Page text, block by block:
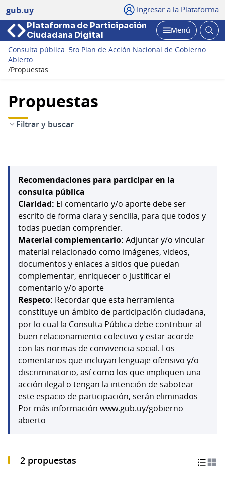
gub.uy Ingresar a la Plataforma
Plataforma de Participación
Ciudadana Digital
Abrir
Menú
Consulta pública: 5to Plan de Acción Nacional de Gobierno
Abierto
/Propuestas
Propuestas
Filtrar y buscar
Recomendaciones para participar en la
consulta pública
Claridad: El comentario y/o aporte debe ser
escrito de forma clara y sencilla, para que todos y
todas puedan comprender.
Material complementario: Adjuntar y/o vincular
material relacionado como imágenes, videos,
documentos y enlaces a sitios que puedan
complementar, enriquecer o justificar el
comentario y/o aporte
Respeto: Recordar que esta herramienta
constituye un ámbito de participación ciudadana,
por lo cual la Consulta Pública debe contribuir al
buen relacionamiento colectivo y estar acorde
con las normas de convivencia social. Los
comentarios que incluyan lenguaje ofensivo y/o
discriminatorio, así como los que impliquen una
acción ilegal o tengan la intención de sabotear
este espacio de participación, serán eliminados
Por más información www.gub.uy/gobierno-
abierto
2 propuestas